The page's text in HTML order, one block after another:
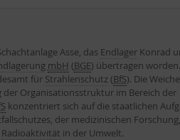
Asse, das EndlagerKonrad
mbH (BGE) übertragen
für Strahlenschutz (BfS). Die
Organisationsstruktur im Bereich der
konzentriert sich auf die staatlichen
der medizinischen
Radioaktivität in der Umwelt.